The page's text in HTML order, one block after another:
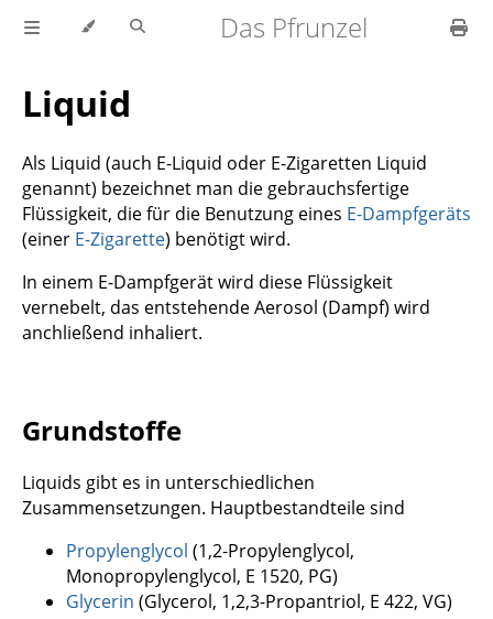
Das Pfrunzel
Liquid
Als Liquid (auch E-Liquid oder E-Zigaretten Liquid
genannt) bezeichnet man die gebrauchsfertige
Flüssigkeit, die für die Benutzung eines E-Dampfgeräts
(einer E-Zigarette) benötigt wird.
In einem E-Dampfgerät wird diese Flüssigkeit
vernebelt, das entstehende Aerosol (Dampf) wird
anchließend inhaliert.
Grundstoffe
Liquids gibt es in unterschiedlichen
Zusammensetzungen. Hauptbestandteile sind
Propylenglycol (1,2-Propylenglycol,
Monopropylenglycol, E 1520, PG)
Glycerin (Glycerol, 1,2,3-Propantriol, E 422, VG)